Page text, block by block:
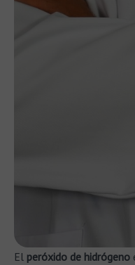
El peróxido de hidrógeno